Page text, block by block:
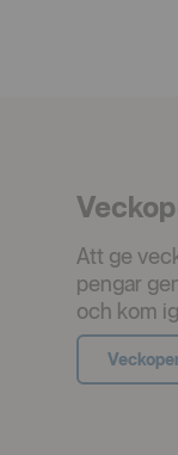
Att ge
pengar
och kom